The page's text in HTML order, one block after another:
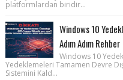
platformlardan biridir...
Windows 10
Adım Adım Rehber
Windows 10
Yedeklemeleri Tamamen Devre
Sistemini Kald...